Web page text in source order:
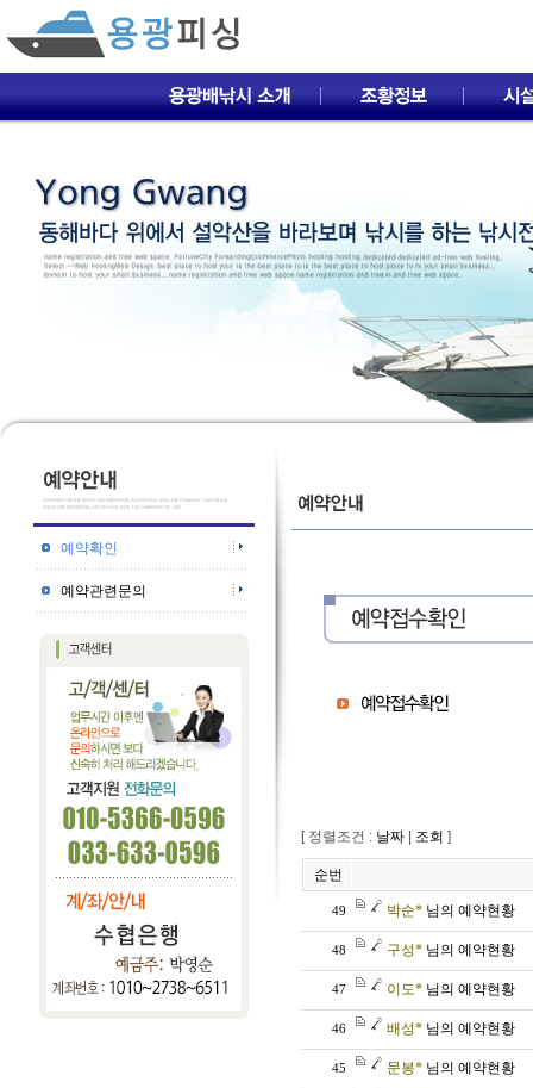
예약확인
예약관련문의
[ 정렬조건 : 날짜 조회 ]
순번
49 박순* 님의 예약현황
48 구성* 님의 예약현황
47 이도* 님의 예약현황
46 배성* 님의 예약현황
45 문봉* 님의 예약현황